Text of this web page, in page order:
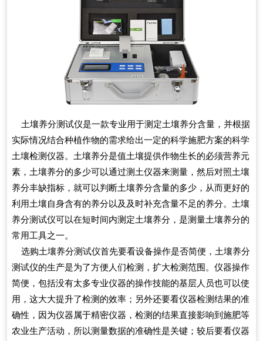
土壤养分测试仪是一款专业用于测定土壤养分含量，并根据
实际情况结合种植作物的需求给出一定的科学施肥方案的科学
土壤检测仪器。土壤养分是值土壤提供作物生长的必须营养元
素，土壤养分的多少可以通过测土仪器来测量，然后对照土壤
养分丰缺指标，就可以判断土壤养分含量的多少，从而更好的
利用土壤自身含有的养分以及及时补充含量不足的养分。土壤
养分测试仪可以在短时间内测定土壤养分，是测量土壤养分的
常用工具之一。
选购土壤养分测试仪首先要看设备操作是否简便，土壤养分
测试仪的生产是为了方便人们检测，扩大检测范围。仪器操作
简便，包括没有太多专业仪器的操作技能的基层人员也可以使
用，这大大提升了检测的效率；另外还要看仪器检测结果的准
确性，因为仪器属于精密仪器，检测的结果直接影响到施肥等
农业生产活动，所以测量数据的准确性是关键；较后要看仪器